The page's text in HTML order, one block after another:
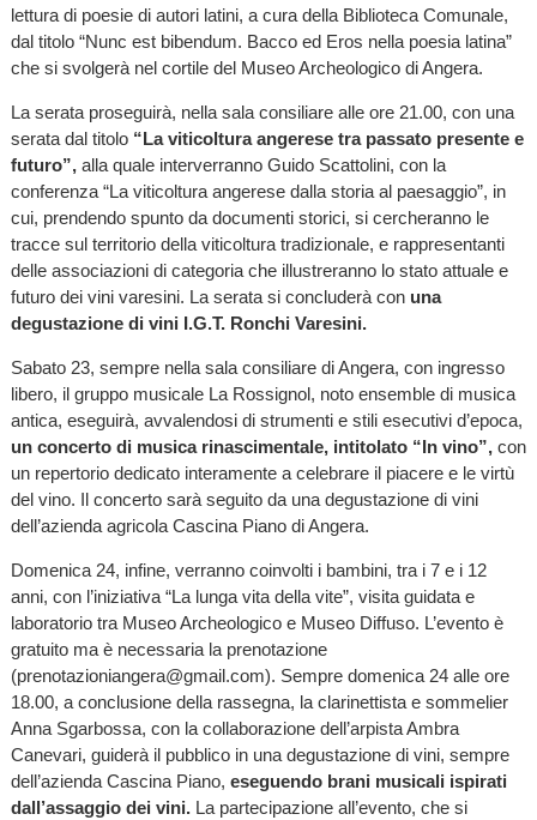
lettura di poesie di autori latini, a cura della Biblioteca Comunale,
dal titolo “Nunc est bibendum. Bacco ed Eros nella poesia latina”
che si svolgerà nel cortile del Museo Archeologico di Angera.
La serata proseguirà, nella sala consiliare alle ore 21.00, con una
serata dal titolo “La viticoltura angerese tra passato presente e
futuro”,alla quale interverranno Guido Scattolini, con la
conferenza “La viticoltura angerese dalla storia al paesaggio”, in
cui, prendendo spunto da documenti storici, si cercheranno le
tracce sul territorio della viticoltura tradizionale, e rappresentanti
delle associazioni di categoria che illustreranno lo stato attuale e
futuro dei vini varesini. La serata si concluderà con una
degustazione di vini I.G.T. Ronchi Varesini.
Sabato 23, sempre nella sala consiliare di Angera, con ingresso
libero, il gruppo musicale La Rossignol, noto ensemble di musica
antica, eseguirà, avvalendosi di strumenti e stili esecutivi d’epoca,
un concerto di musica rinascimentale, intitolato “In vino”,con
un repertorio dedicato interamente a celebrare il piacere e le virtù
del vino. Il concerto sarà seguito da una degustazione di vini
dell’azienda agricola Cascina Piano di Angera.
Domenica 24, infine, verranno coinvolti i bambini, tra i 7 e i 12
anni, con l’iniziativa “La lunga vita della vite”, visita guidata e
laboratorio tra Museo Archeologico e Museo Diffuso. L’evento è
gratuito ma è necessaria la prenotazione
(prenotazioniangera@gmail.com). Sempre domenica 24 alle ore
18.00, a conclusione della rassegna, la clarinettista e sommelier
Anna Sgarbossa, con la collaborazione dell’arpista Ambra
Canevari, guiderà il pubblico in una degustazione di vini, sempre
dell’azienda Cascina Piano, eseguendo brani musicali ispirati
dall’assaggio dei vini.La partecipazione all’evento, che si